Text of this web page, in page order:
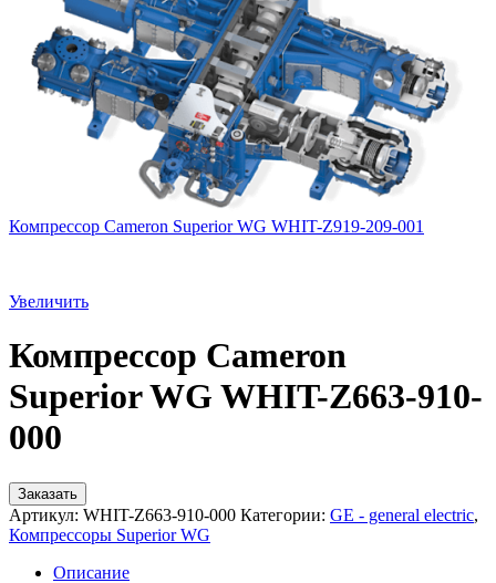
Компрессор Cameron Superior WG WHIT-Z919-209-001
Увеличить
Компрессор Cameron
Superior WG WHIT-Z663-910-
000
Заказать
Артикул: WHIT-Z663-910-000 Категории: GE - general electric,
Компрессоры Superior WG
Описание